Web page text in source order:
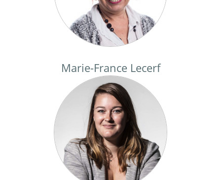
Marie-France Lecerf